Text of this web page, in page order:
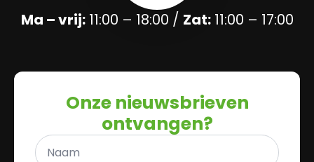
Ma – vrij:11:00 – 18:00 / Zat:11:00 – 17:00
Onze nieuwsbrieven
ontvangen?
Naam